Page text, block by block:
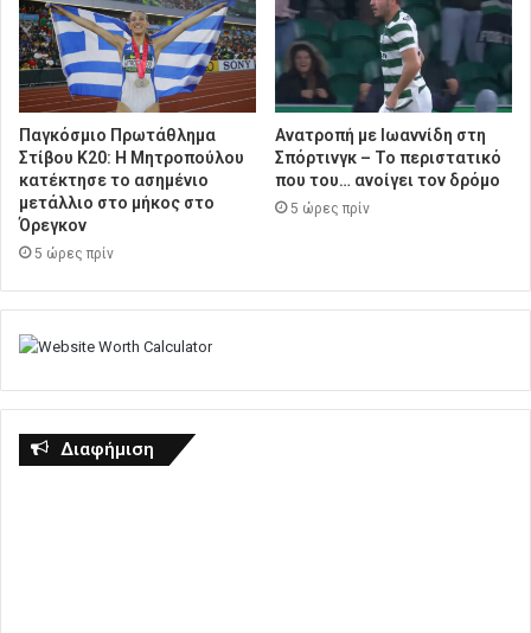
Παγκόσμιο Πρωτάθλημα
Στίβου Κ20: Η Μητροπούλου
κατέκτησε το ασημένιο
μετάλλιο στο μήκος στο
Όρεγκον
5 ώρες πρίν
Ανατροπή με Ιωαννίδη στη
Σπόρτινγκ – Το περιστατικό
που του… ανοίγει τον δρόμο
5 ώρες πρίν
Διαφήμιση